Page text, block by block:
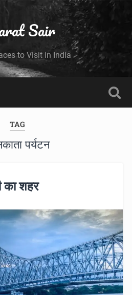
Sair
to Visit in India
TAG
पर्यटन
शहर